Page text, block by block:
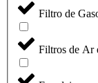
Filtro de
Filtros de Ar